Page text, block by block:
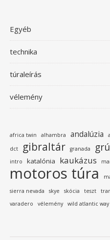
Egyéb
technika
túraleírás
vélemény
africa twin alhambra andalúzia
dct
gibraltár granada
intro
katalónia kaukázus
motoros túra
sierra nevada skye skócia teszt
varadero vélemény wild atlantic way